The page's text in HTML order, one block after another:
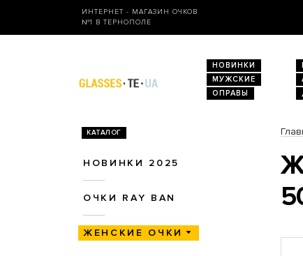
ИНТЕРНЕТ - МАГАЗИН ОЧКОВ
№1 В ТЕРНОПОЛЕ
НОВИНКИ
МУЖСКИЕ
ОПРАВЫ
КАТАЛОГ
НОВИНКИ 2025
ОЧКИ RAY BAN
ЖЕНСКИЕ ОЧКИ